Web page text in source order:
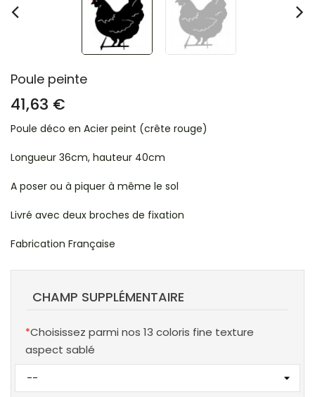
Poule peinte
41,63 €
Poule déco en Acier peint (crête rouge)
Longueur 36cm, hauteur 40cm
A poser ou à piquer à même le sol
Livré avec deux broches de fixation
Fabrication Française
CHAMP SUPPLÉMENTAIRE
Choisissez parmi nos 13 coloris fine texture
aspect sablé